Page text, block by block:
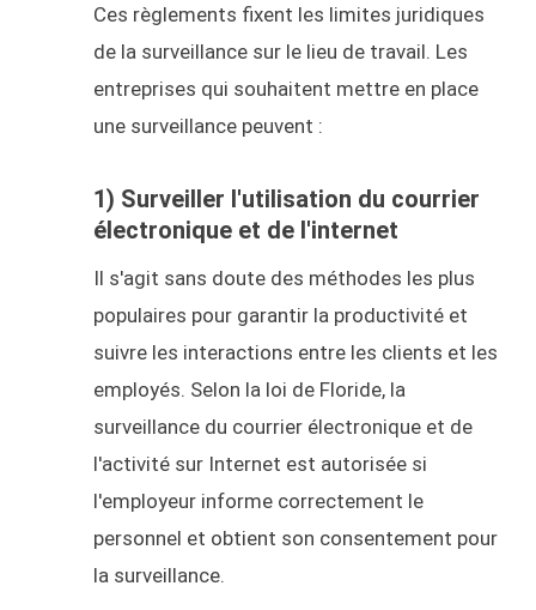
Ces règlements fixent les limites juridiques
de la surveillance sur le lieu de travail. Les
entreprises qui souhaitent mettre en place
une surveillance peuvent :
1) Surveiller l'utilisation du courrier
électronique et de l'internet
Il s'agit sans doute des méthodes les plus
populaires pour garantir la productivité et
suivre les interactions entre les clients et les
employés. Selon la loi de Floride, la
surveillance du courrier électronique et de
l'activité sur Internet est autorisée si
l'employeur informe correctement le
personnel et obtient son consentement pour
la surveillance.